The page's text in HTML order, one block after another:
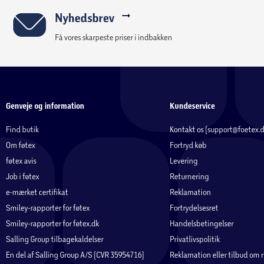
Nyhedsbrev
Få vores skarpeste priser i indbakken
Genveje og information
Find butik
Om føtex
føtex avis
Job i føtex
e-mærket certifikat
Smiley-rapporter for føtex
Smiley-rapporter for føtex.dk
Salling Group tilbagekaldelser
En del af Salling Group A/S (CVR 35954716)
Kundeservice
Kontakt os
Fortryd køb
Levering
Returnering
Reklamation
Fortrydelsesret
Handelsbetingelser
Privatlivspolitik
Reklamation eller tilbud om